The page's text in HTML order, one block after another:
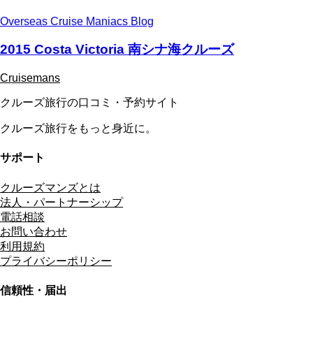
Overseas Cruise Maniacs Blog
2015 Costa Victoria 南シナ海クルーズ
Cruisemans
クルーズ旅行の口コミ・予約サイト
クルーズ旅行をもっと身近に。
サポート
クルーズマンズとは
法人・パートナーシップ
電話相談
お問い合わせ
利用規約
プライバシーポリシー
信頼性・届出